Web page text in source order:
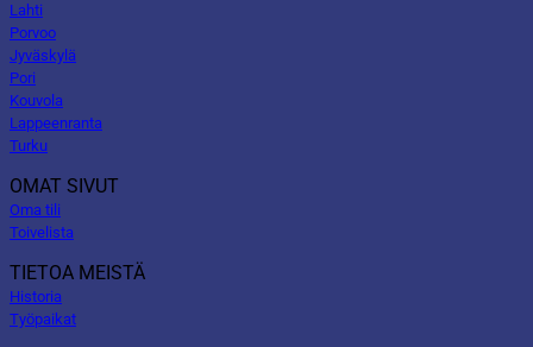
Lahti
Porvoo
Jyväskylä
Pori
Kouvola
Lappeenranta
Turku
OMAT SIVUT
Oma tili
Toivelista
TIETOA MEISTÄ
Historia
Työpaikat